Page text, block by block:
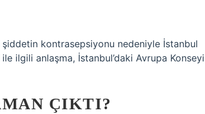
şiddetin kontrasepsiyonu nedeniyle İstanbul
ilgili anlaşma, İstanbul’daki Avrupa Konseyi
ÇIKTI?